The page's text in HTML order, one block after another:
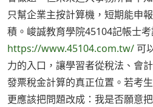
只幫企業主按計算機，短期能申
積。峻誠教育學院45104記帳士
https://www.45104.com.tw/ 可
力的入口，讓學習者從稅法、會
發票稅金計算的真正位置。若考
更應該把問題改成：我是否願意